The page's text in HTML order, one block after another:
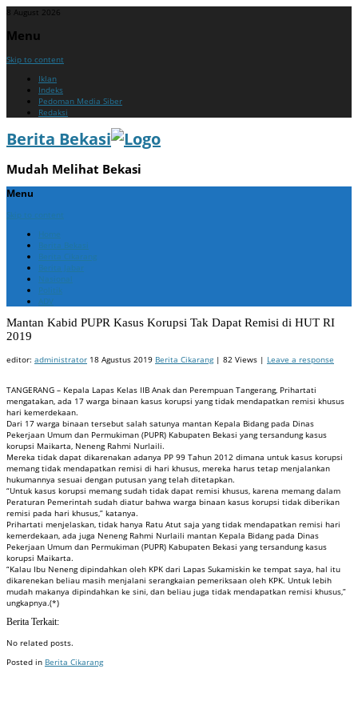
8 August 2026
Menu
Skip to content
Iklan
Indeks
Pedoman Media Siber
Redaksi
Berita Bekasi
Mudah Melihat Bekasi
Menu
Skip to content
Home
Berita Bekasi
Berita Cikarang
Berita Jabar
Nasional
Politik
ADV
Mantan Kabid PUPR Kasus Korupsi Tak Dapat Remisi di HUT RI
2019
editor: administrator 18 Agustus 2019 Berita Cikarang| 82 Views | Leave a response
TANGERANG – Kepala Lapas Kelas IIB Anak dan Perempuan Tangerang, Prihartati
mengatakan, ada 17 warga binaan kasus korupsi yang tidak mendapatkan remisi khusus
hari kemerdekaan.
Dari 17 warga binaan tersebut salah satunya mantan Kepala Bidang pada Dinas
Pekerjaan Umum dan Permukiman (PUPR) Kabupaten Bekasi yang tersandung kasus
korupsi Maikarta, Neneng Rahmi Nurlaili.
Mereka tidak dapat dikarenakan adanya PP 99 Tahun 2012 dimana untuk kasus korupsi
memang tidak mendapatkan remisi di hari khusus, mereka harus tetap menjalankan
hukumannya sesuai dengan putusan yang telah ditetapkan.
“Untuk kasus korupsi memang sudah tidak dapat remisi khusus, karena memang dalam
Peraturan Pemerintah sudah diatur bahwa warga binaan kasus korupsi tidak diberikan
remisi pada hari khusus,” katanya.
Prihartati menjelaskan, tidak hanya Ratu Atut saja yang tidak mendapatkan remisi hari
kemerdekaan, ada juga Neneng Rahmi Nurlaili mantan Kepala Bidang pada Dinas
Pekerjaan Umum dan Permukiman (PUPR) Kabupaten Bekasi yang tersandung kasus
korupsi Maikarta.
“Kalau Ibu Neneng dipindahkan oleh KPK dari Lapas Sukamiskin ke tempat saya, hal itu
dikarenekan beliau masih menjalani serangkaian pemeriksaan oleh KPK. Untuk lebih
mudah makanya dipindahkan ke sini, dan beliau juga tidak mendapatkan remisi khusus,”
ungkapnya.(*)
Berita Terkait:
No related posts.
Posted in Berita Cikarang